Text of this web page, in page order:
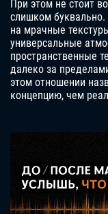
При этом не стоит
слишком
на мрачные
универсальные
пространственные
далеко за
этом отношении
концепцию, чем